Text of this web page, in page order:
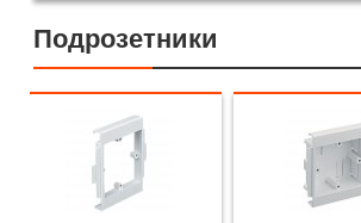
Подрозетники